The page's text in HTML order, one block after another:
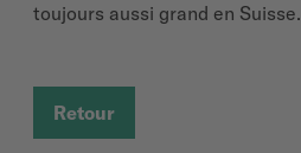
toujours aussi grand en Suisse.
Retour